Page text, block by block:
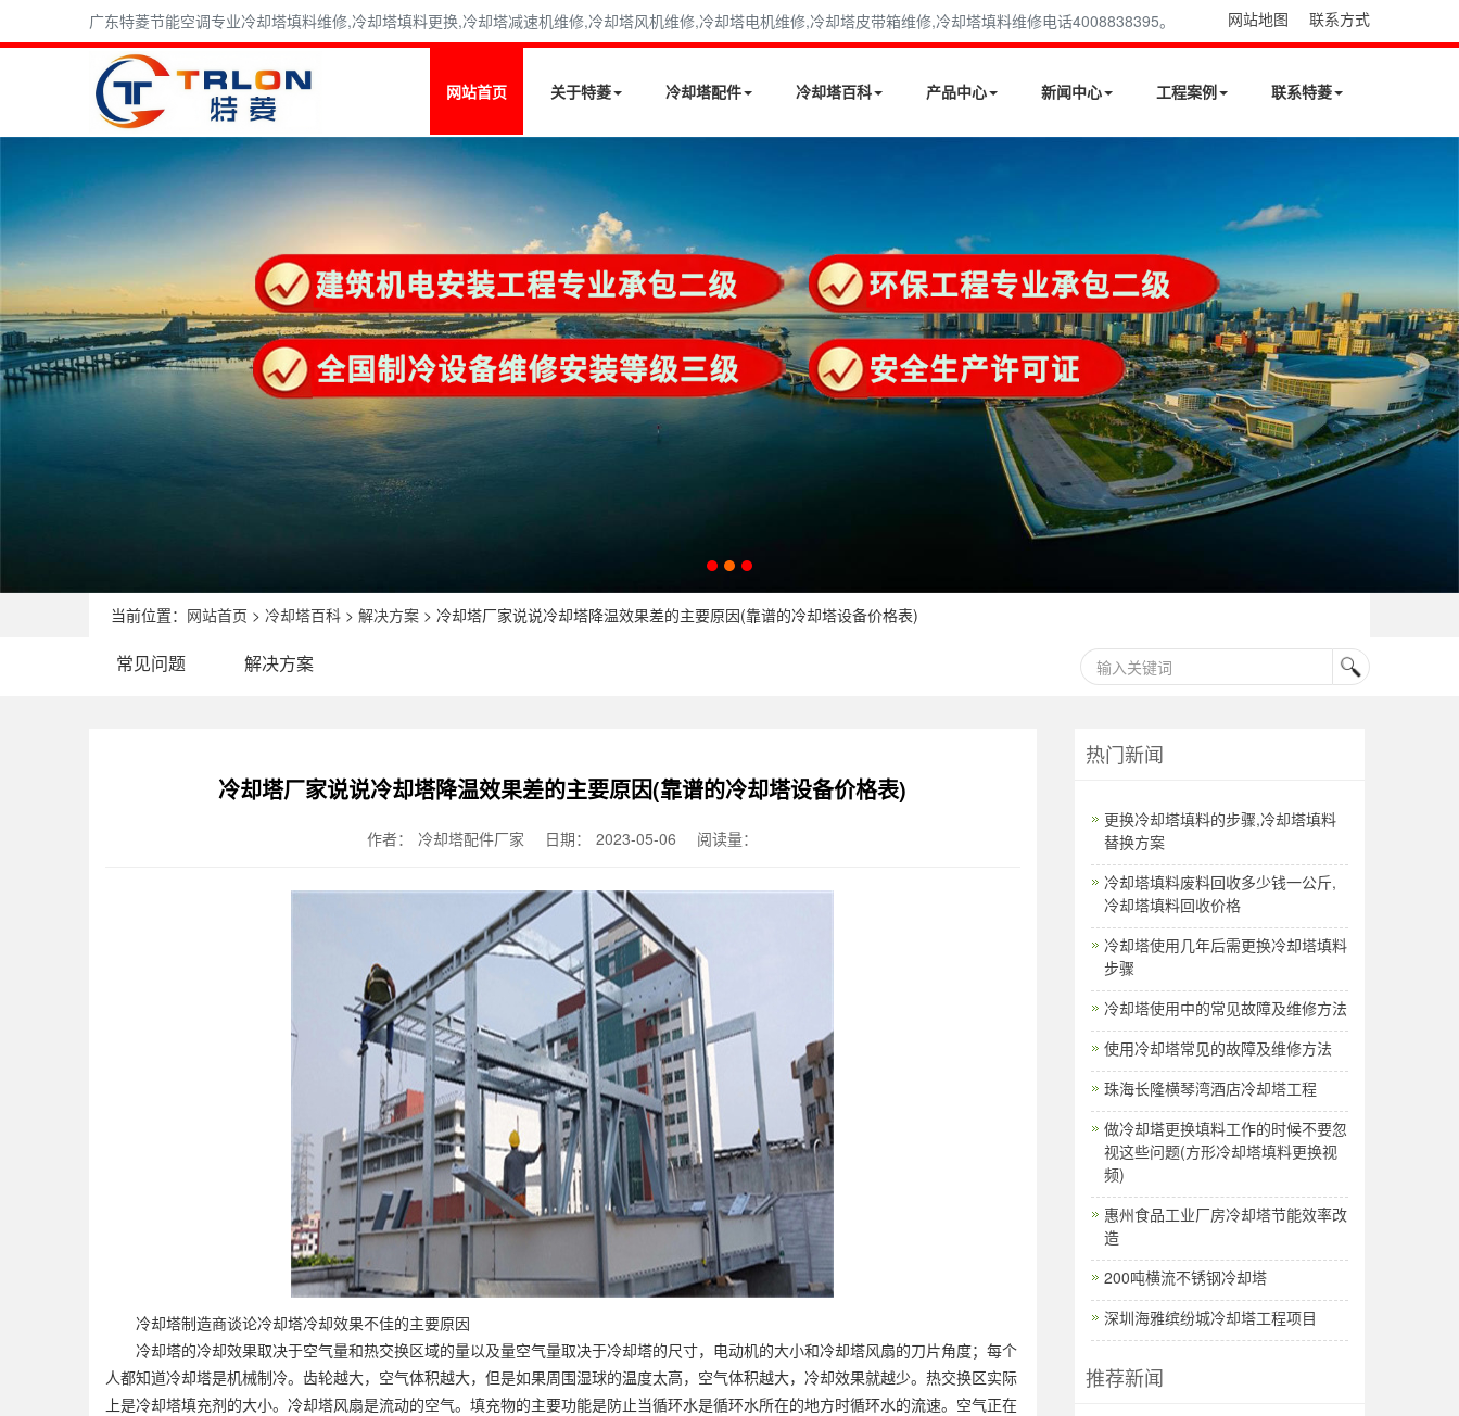
广东特菱节能空调专业冷却塔填料维修,冷却塔填料更换,冷却塔减速机维修,冷却塔风机维修,冷却塔电机维修,冷却塔皮带箱维修,冷却塔填料维修电话4008838395。 网站地图 联系方式
网站首页 关于特菱 冷却塔配件 冷却塔百科 产品中心 新闻中心 工程案例 联系特菱
当前位置： 网站首页 > 冷却塔百科 > 解决方案 > 冷却塔厂家说说冷却塔降温效果差的主要原因(靠谱的冷却塔设备价格表)
常见问题 解决方案
冷却塔厂家说说冷却塔降温效果差的主要原因(靠谱的冷却塔设备价格表)
作者： 冷却塔配件厂家 日期： 2023-05-06 阅读量：
冷却塔制造商谈论冷却塔冷却效果不佳的主要原因
冷却塔的冷却效果取决于空气量和热交换区域的量以及量空气量取决于冷却塔的尺寸，电动机的大小和冷却塔风扇的刀片角度；每个
人都知道冷却塔是机械制冷。齿轮越大，空气体积越大，但是如果周围湿球的温度太高，空气体积越大，冷却效果就越少。热交换区实际
上是冷却塔填充剂的大小。冷却塔风扇是流动的空气。填充物的主要功能是防止当循环水是循环水所在的地方时循环水的流速。空气正在
热门新闻
更换冷却塔填料的步骤,冷却塔填料
替换方案
冷却塔填料废料回收多少钱一公斤,
冷却塔填料回收价格
冷却塔使用几年后需更换冷却塔填料
步骤
冷却塔使用中的常见故障及维修方法
使用冷却塔常见的故障及维修方法
珠海长隆横琴湾酒店冷却塔工程
做冷却塔更换填料工作的时候不要忽
视这些问题(方形冷却塔填料更换视
频)
惠州食品工业厂房冷却塔节能效率改
造
200吨横流不锈钢冷却塔
深圳海雅缤纷城冷却塔工程项目
推荐新闻